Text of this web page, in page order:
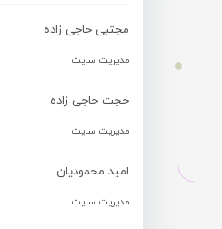
مجتبی حاجی زاده
مدیریت سایت
حجت حاجی زاده
مدیریت سایت
امید محمودیان
مدیریت سایت